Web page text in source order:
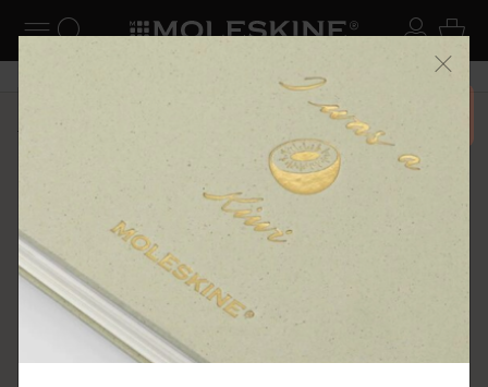
ナビゲーションの切替 ログ
検索 (キーワードなど) カ
6,500円以上のご購入で送料無料 メニ
ーを閉じる
ショップ